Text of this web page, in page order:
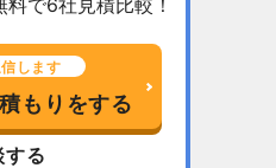
します
もりをする
する